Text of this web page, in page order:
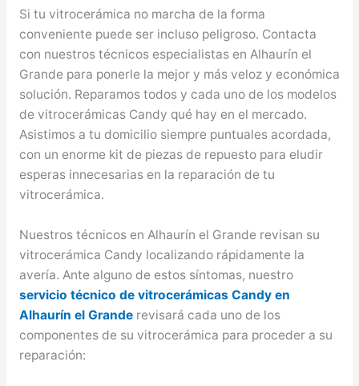
Si tu vitrocerámica no marcha de la forma
conveniente puede ser incluso peligroso. Contacta
con nuestros técnicos especialistas en Alhaurín el
Grande para ponerle la mejor y más veloz y económica
solución. Reparamos todos y cada uno de los modelos
de vitrocerámicas Candy qué hay en el mercado.
Asistimos a tu domicilio siempre puntuales acordada,
con un enorme kit de piezas de repuesto para eludir
esperas innecesarias en la reparación de tu
vitrocerámica.
Nuestros técnicos en Alhaurín el Grande revisan su
vitrocerámica Candy localizando rápidamente la
avería. Ante alguno de estos síntomas, nuestro
servicio técnico de vitrocerámicas Candy en
Alhaurín el Granderevisará cada uno de los
componentes de su vitrocerámica para proceder a su
reparación: